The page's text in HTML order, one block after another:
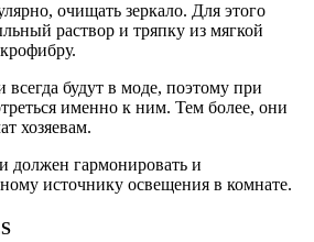
очищать зеркало. Для этого
раствор и тряпку из мягкой
будут в моде, поэтому при
именно к ним. Тем более, они
хозяевам.
должен гармонировать и
источнику освещения в комнате.